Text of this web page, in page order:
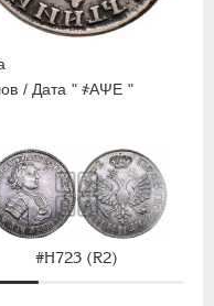
/ Дата " ҂АΨЕ "
#H723 (R2)